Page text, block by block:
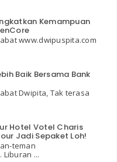
Kemampuan
www.dwipuspita.com
Baik Bersama Bank
Dwipita, Tak terasa
Hotel Votel Charis
Jadi Sepaket Loh!
teman
Liburan ...